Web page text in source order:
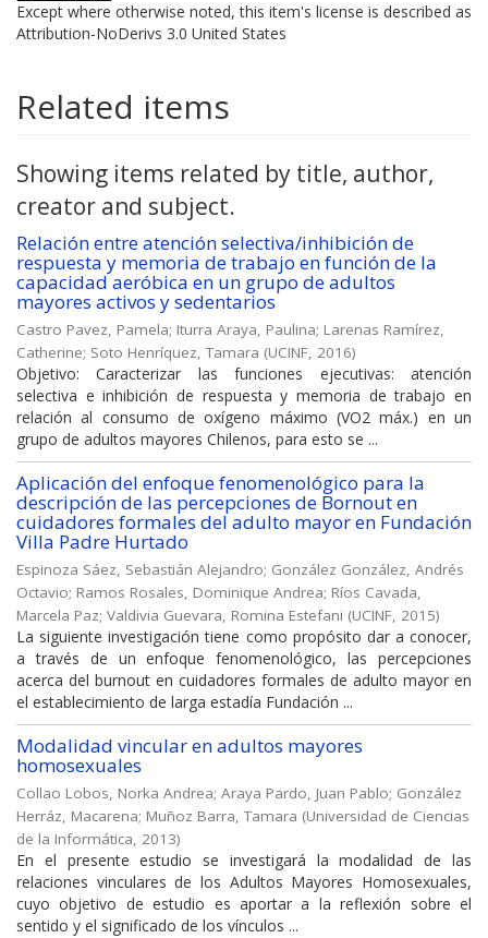
Except where otherwise noted, this item's license is described as
Attribution-NoDerivs 3.0 United States
Related items
Showing items related by title, author,
creator and subject.
Relación entre atención selectiva/inhibición de
respuesta y memoria de trabajo en función de la
capacidad aeróbica en un grupo de adultos
mayores activos y sedentarios
Castro Pavez, Pamela; Iturra Araya, Paulina; Larenas Ramírez,
Catherine; Soto Henríquez, Tamara (UCINF, 2016)
Objetivo: Caracterizar las funciones ejecutivas: atención
selectiva e inhibición de respuesta y memoria de trabajo en
relación al consumo de oxígeno máximo (VO2 máx.) en un
grupo de adultos mayores Chilenos, para esto se ...
Aplicación del enfoque fenomenológico para la
descripción de las percepciones de Bornout en
cuidadores formales del adulto mayor en Fundación
Villa Padre Hurtado
Espinoza Sáez, Sebastián Alejandro; González González, Andrés
Octavio; Ramos Rosales, Dominique Andrea; Ríos Cavada,
Marcela Paz; Valdivia Guevara, Romina Estefani (UCINF, 2015)
La siguiente investigación tiene como propósito dar a conocer,
a través de un enfoque fenomenológico, las percepciones
acerca del burnout en cuidadores formales de adulto mayor en
el establecimiento de larga estadía Fundación ...
Modalidad vincular en adultos mayores
homosexuales
Collao Lobos, Norka Andrea; Araya Pardo, Juan Pablo; González
Herráz, Macarena; Muñoz Barra, Tamara (Universidad de Ciencias
de la Informática, 2013)
En el presente estudio se investigará la modalidad de las
relaciones vinculares de los Adultos Mayores Homosexuales,
cuyo objetivo de estudio es aportar a la reflexión sobre el
sentido y el significado de los vínculos ...